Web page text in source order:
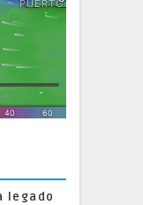
legado